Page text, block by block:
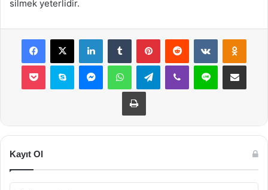
silmek yeterlidir.
Facebook
X LinkedInTumblr PinterestReddit VKontakte
Pocket Skype MessengerWhatsAppTelegramViber Line E-Posta ile
Yazdır
Kayıt Ol